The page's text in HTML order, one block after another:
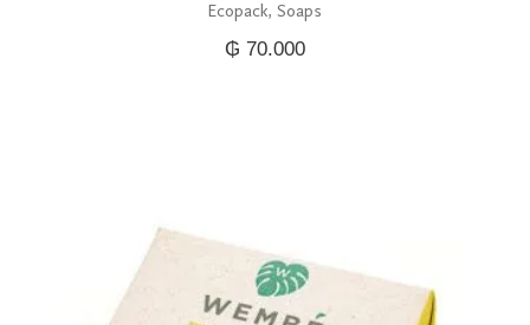
Ecopack Soaps
₲ 70.000